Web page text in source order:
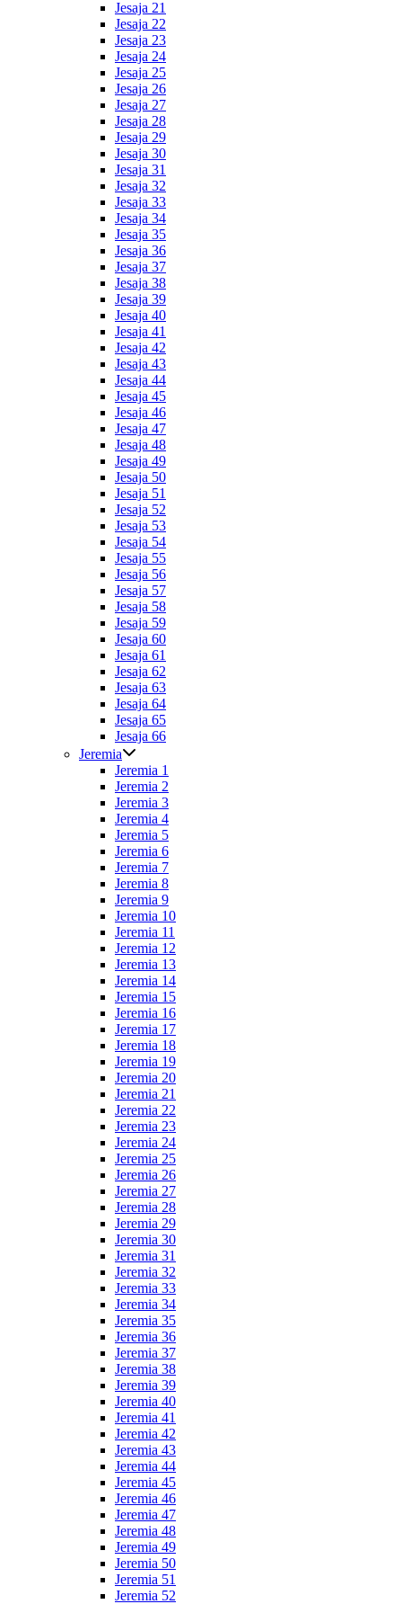
Jesaja 21
Jesaja 22
Jesaja 23
Jesaja 24
Jesaja 25
Jesaja 26
Jesaja 27
Jesaja 28
Jesaja 29
Jesaja 30
Jesaja 31
Jesaja 32
Jesaja 33
Jesaja 34
Jesaja 35
Jesaja 36
Jesaja 37
Jesaja 38
Jesaja 39
Jesaja 40
Jesaja 41
Jesaja 42
Jesaja 43
Jesaja 44
Jesaja 45
Jesaja 46
Jesaja 47
Jesaja 48
Jesaja 49
Jesaja 50
Jesaja 51
Jesaja 52
Jesaja 53
Jesaja 54
Jesaja 55
Jesaja 56
Jesaja 57
Jesaja 58
Jesaja 59
Jesaja 60
Jesaja 61
Jesaja 62
Jesaja 63
Jesaja 64
Jesaja 65
Jesaja 66
Jeremia
Jeremia 1
Jeremia 2
Jeremia 3
Jeremia 4
Jeremia 5
Jeremia 6
Jeremia 7
Jeremia 8
Jeremia 9
Jeremia 10
Jeremia 11
Jeremia 12
Jeremia 13
Jeremia 14
Jeremia 15
Jeremia 16
Jeremia 17
Jeremia 18
Jeremia 19
Jeremia 20
Jeremia 21
Jeremia 22
Jeremia 23
Jeremia 24
Jeremia 25
Jeremia 26
Jeremia 27
Jeremia 28
Jeremia 29
Jeremia 30
Jeremia 31
Jeremia 32
Jeremia 33
Jeremia 34
Jeremia 35
Jeremia 36
Jeremia 37
Jeremia 38
Jeremia 39
Jeremia 40
Jeremia 41
Jeremia 42
Jeremia 43
Jeremia 44
Jeremia 45
Jeremia 46
Jeremia 47
Jeremia 48
Jeremia 49
Jeremia 50
Jeremia 51
Jeremia 52